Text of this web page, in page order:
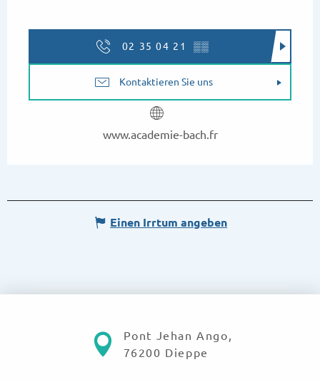
02 35 04 21 ▒▒
Kontaktieren Sie uns
www.academie-bach.fr
Einen Irrtum angeben
Pont Jehan Ango,
76200 Dieppe